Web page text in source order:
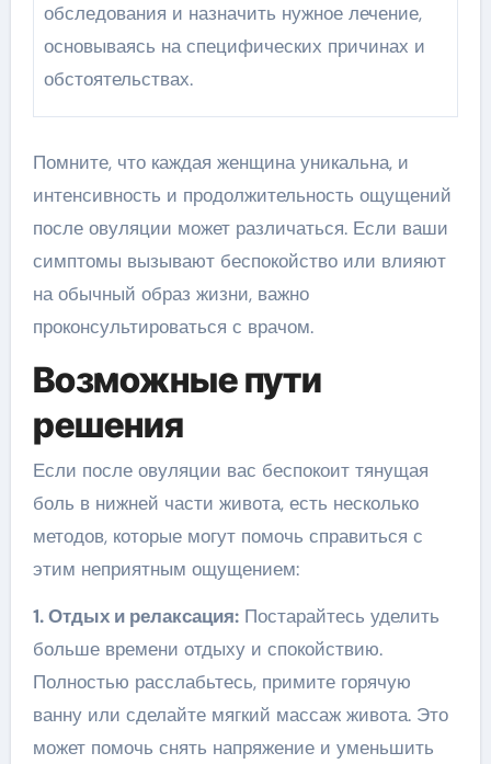
обследования и назначить нужное лечение,
основываясь на специфических причинах и
обстоятельствах.
Помните, что каждая женщина уникальна, и
интенсивность и продолжительность ощущений
после овуляции может различаться. Если ваши
симптомы вызывают беспокойство или влияют
на обычный образ жизни, важно
проконсультироваться с врачом.
Возможные пути
решения
Если после овуляции вас беспокоит тянущая
боль в нижней части живота, есть несколько
методов, которые могут помочь справиться с
этим неприятным ощущением:
1. Отдых и релаксация:Постарайтесь уделить
больше времени отдыху и спокойствию.
Полностью расслабьтесь, примите горячую
ванну или сделайте мягкий массаж живота. Это
может помочь снять напряжение и уменьшить